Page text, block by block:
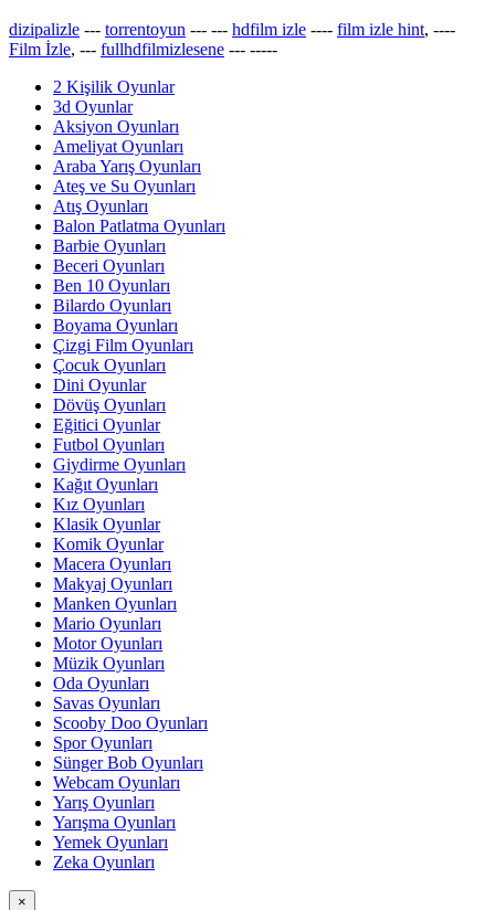
dizipalizle --- torrentoyun --- --- hdfilm izle ---- film izle hint, ----
Film İzle, --- fullhdfilmizlesene --- -----
2 Kişilik Oyunlar
3d Oyunlar
Aksiyon Oyunları
Ameliyat Oyunları
Araba Yarış Oyunları
Ateş ve Su Oyunları
Atış Oyunları
Balon Patlatma Oyunları
Barbie Oyunları
Beceri Oyunları
Ben 10 Oyunları
Bilardo Oyunları
Boyama Oyunları
Çizgi Film Oyunları
Çocuk Oyunları
Dini Oyunlar
Dövüş Oyunları
Eğitici Oyunlar
Futbol Oyunları
Giydirme Oyunları
Kağıt Oyunları
Kız Oyunları
Klasik Oyunlar
Komik Oyunlar
Macera Oyunları
Makyaj Oyunları
Manken Oyunları
Mario Oyunları
Motor Oyunları
Müzik Oyunları
Oda Oyunları
Savas Oyunları
Scooby Doo Oyunları
Spor Oyunları
Sünger Bob Oyunları
Webcam Oyunları
Yarış Oyunları
Yarışma Oyunları
Yemek Oyunları
Zeka Oyunları
×